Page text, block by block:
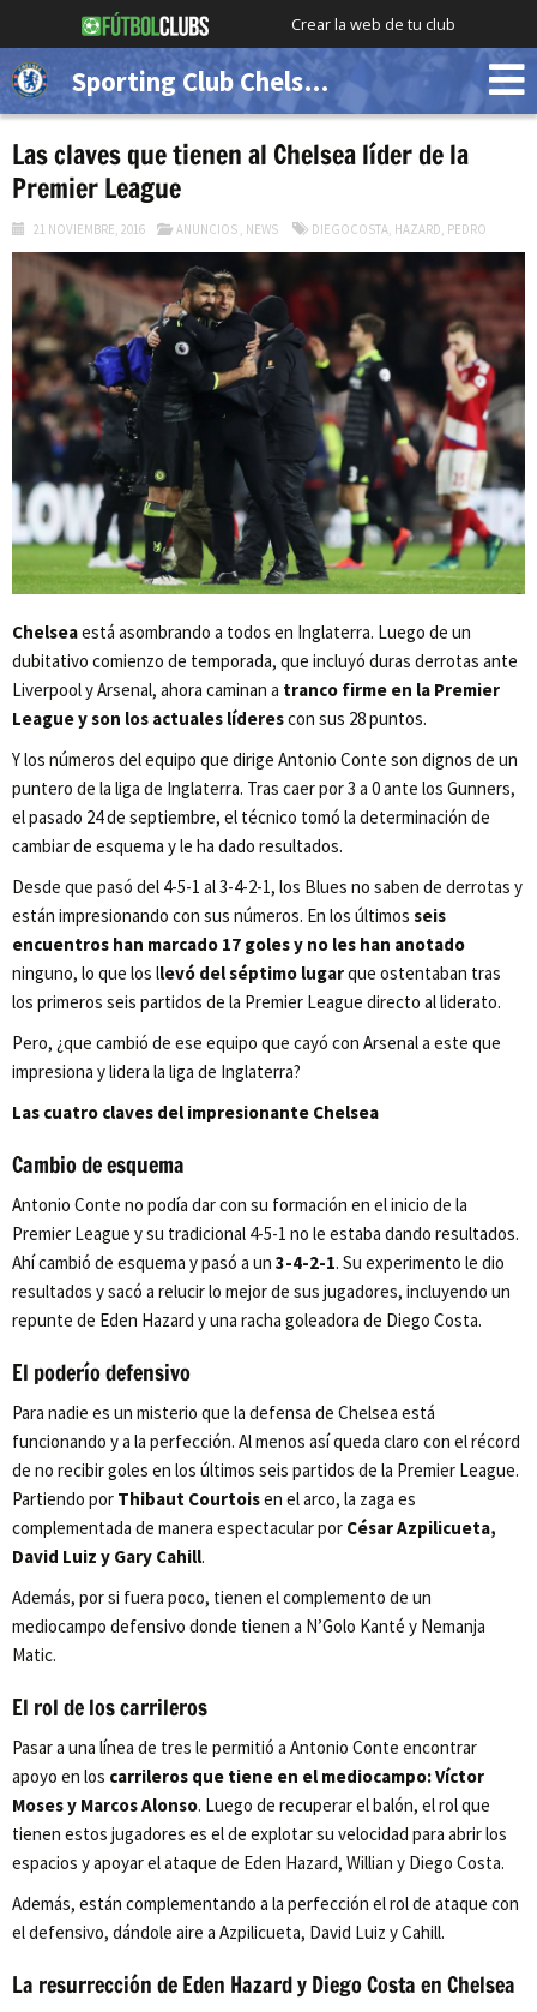
Crear la web de tu club
Sporting Club Chelsea (Demo)
Las claves que tienen al Chelsea líder de la
Premier League
21 NOVIEMBRE, 2016 ANUNCIOS , NEWS DIEGOCOSTA, HAZARD, PEDRO
Chelseaestá asombrando a todos en Inglaterra. Luego de un
dubitativo comienzo de temporada, que incluyó duras derrotas ante
Liverpool y Arsenal, ahora caminan a tranco firme en la Premier
League y son los actuales líderescon sus 28 puntos.
Y los números del equipo que dirige Antonio Conte son dignos de un
puntero de la liga de Inglaterra. Tras caer por 3 a 0 ante los Gunners,
el pasado 24 de septiembre, el técnico tomó la determinación de
cambiar de esquema y le ha dado resultados.
Desde que pasó del 4-5-1 al 3-4-2-1, los Blues no saben de derrotas y
están impresionando con sus números. En los últimos seis
encuentros han marcado 17 goles y no les han anotado
ninguno, lo que los llevó del séptimo lugarque ostentaban tras
los primeros seis partidos de la Premier League directo al liderato.
Pero, ¿que cambió de ese equipo que cayó con Arsenal a este que
impresiona y lidera la liga de Inglaterra?
Las cuatro claves del impresionante Chelsea
Cambio de esquema
Antonio Conte no podía dar con su formación en el inicio de la
Premier League y su tradicional 4-5-1 no le estaba dando resultados.
Ahí cambió de esquema y pasó a un 3-4-2-1. Su experimento le dio
resultados y sacó a relucir lo mejor de sus jugadores, incluyendo un
repunte de Eden Hazard y una racha goleadora de Diego Costa.
El poderío defensivo
Para nadie es un misterio que la defensa de Chelsea está
funcionando y a la perfección. Al menos así queda claro con el récord
de no recibir goles en los últimos seis partidos de la Premier League.
Partiendo por Thibaut Courtoisen el arco, la zaga es
complementada de manera espectacular por César Azpilicueta,
David Luiz y Gary Cahill.
Además, por si fuera poco, tienen el complemento de un
mediocampo defensivo donde tienen a N’Golo Kanté y Nemanja
Matic.
El rol de los carrileros
Pasar a una línea de tres le permitió a Antonio Conte encontrar
apoyo en los carrileros que tiene en el mediocampo: Víctor
Moses y Marcos Alonso. Luego de recuperar el balón, el rol que
tienen estos jugadores es el de explotar su velocidad para abrir los
espacios y apoyar el ataque de Eden Hazard, Willian y Diego Costa.
Además, están complementando a la perfección el rol de ataque con
el defensivo, dándole aire a Azpilicueta, David Luiz y Cahill.
La resurrección de Eden Hazard y Diego Costa en Chelsea